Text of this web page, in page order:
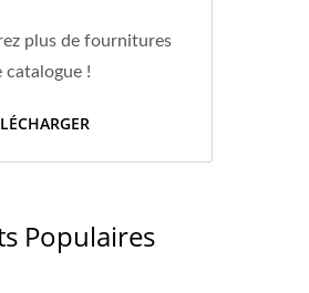
plus de fournitures
catalogue !
Populaires